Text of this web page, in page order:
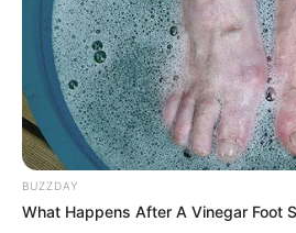
BUZZDAY
What Happens After A Vinegar Foot